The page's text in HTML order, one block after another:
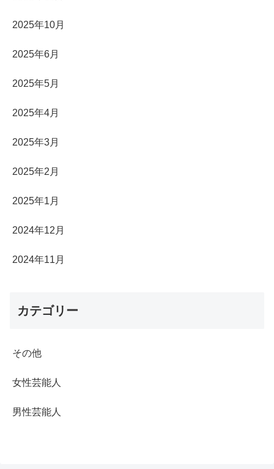
2025年10月
2025年6月
2025年5月
2025年4月
2025年3月
2025年2月
2025年1月
2024年12月
2024年11月
カテゴリー
その他
女性芸能人
男性芸能人